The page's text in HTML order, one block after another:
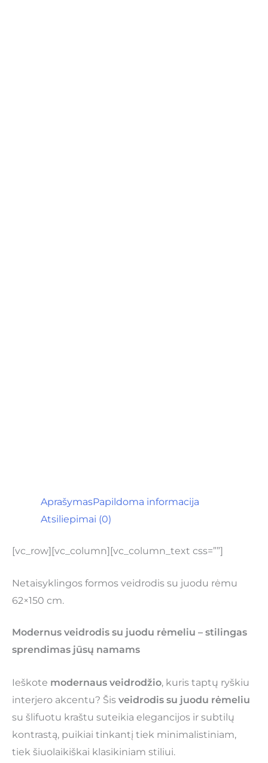
AprašymasPapildoma informacija
Atsiliepimai (0)
[vc_row][vc_column][vc_column_text css=””]
Netaisyklingos formos veidrodis su juodu rėmu
62×150 cm.
Modernus veidrodis su juodu rėmeliu – stilingas
sprendimas jūsų namams
Ieškote modernaus veidrodžio, kuris taptų ryškiu
interjero akcentu? Šis veidrodis su juodu rėmeliu
su šlifuotu kraštu suteikia elegancijos ir subtilų
kontrastą, puikiai tinkantį tiek minimalistiniam,
tiek šiuolaikiškai klasikiniam stiliui.